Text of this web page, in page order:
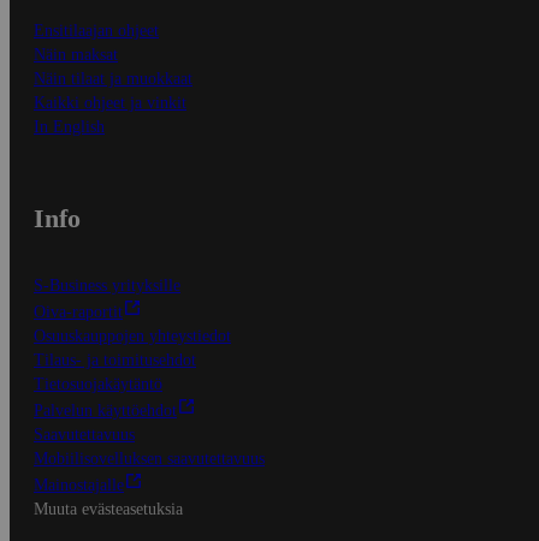
Ensitilaajan ohjeet
Näin maksat
Näin tilaat ja muokkaat
Kaikki ohjeet ja vinkit
In English
Info
S-Business yrityksille
Oiva-raportit
Osuuskauppojen yhteystiedot
Tilaus- ja toimitusehdot
Tietosuojakäytäntö
Palvelun käyttöehdot
Saavutettavuus
Mobiilisovelluksen saavutettavuus
Mainostajalle
Muuta evästeasetuksia